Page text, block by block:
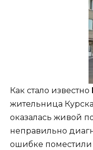
Как стало известно
жительница
оказалась живой
неправильно
ошибке поместили